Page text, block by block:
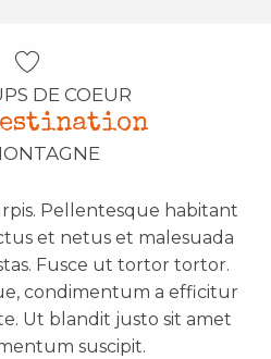
DE COEUR
Pellentesque habitant
et netus et malesuada
Fusce ut tortor tortor.
condimentum a efficitur
Ut blandit justo sit amet
suscipit.